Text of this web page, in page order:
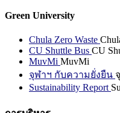
Green University
Chula Zero Waste
CU Shuttle Bus CU
MuvMi MuvMi
จุฬาฯ กับความยั่งยืน
Sustainability Report